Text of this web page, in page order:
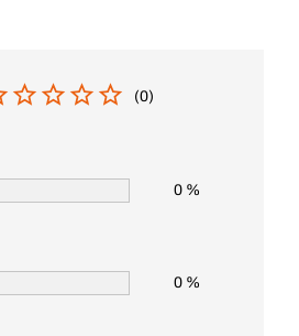
(0)
0 %
0 %